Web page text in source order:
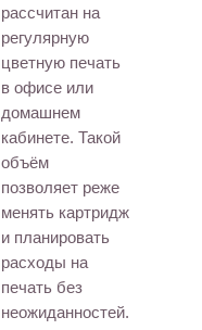
рассчитан на
регулярную
цветную печать
в офисе или
домашнем
кабинете. Такой
объём
позволяет реже
менять картридж
и планировать
расходы на
печать без
неожиданностей.